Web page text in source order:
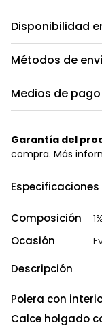
Disponibilidad
Métodos de
Medios de pago
Garantía del
compra. Más
Especificaciones
Composición
Ocasión
Descripción
Polera con
Calce holgado